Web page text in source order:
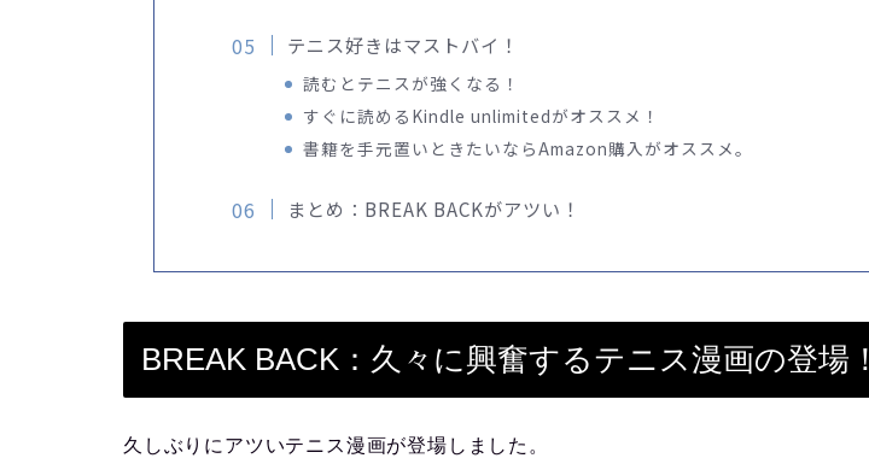
テニス好きはマストバイ！
読むとテニスが強くなる！
すぐに読めるKindle unlimitedがオススメ！
書籍を手元置いときたいならAmazon購入がオススメ。
まとめ：BREAK BACKがアツい！
BREAK BACK：久々に興奮するテニス漫画の登場！
久しぶりにアツいテニス漫画が登場しました。